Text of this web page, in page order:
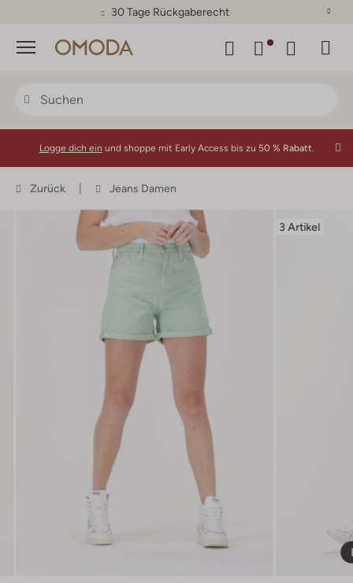
30 Tage Rückgaberecht
Menü
Logge dich ein und shoppe mit Early Access bis zu 50 % Rabatt.
Zurück Jeans Damen
3 Artikel